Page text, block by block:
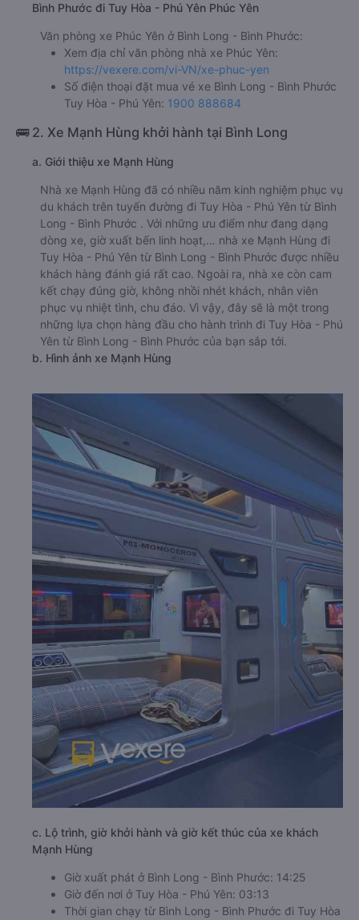
Bình Phước đi Tuy Hòa - Phú Yên Phúc Yên
Văn phòng xe Phúc Yên ở Bình Long - Bình Phước:
Xem địa chỉ văn phòng nhà xe Phúc Yên:
https://vexere.com/vi-VN/xe-phuc-yen
Số điện thoại đặt mua vé xe Bình Long - Bình Phước
Tuy Hòa - Phú Yên: 1900 888684
🚌 2. Xe Mạnh Hùng khởi hành tại Bình Long
a. Giới thiệu xe Mạnh Hùng
Nhà xe Mạnh Hùng đã có nhiều năm kinh nghiệm phục vụ
du khách trên tuyến đường đi Tuy Hòa - Phú Yên từ Bình
Long - Bình Phước . Với những ưu điểm như đang dạng
dòng xe, giờ xuất bến linh hoạt,… nhà xe Mạnh Hùng đi
Tuy Hòa - Phú Yên từ Bình Long - Bình Phước được nhiều
khách hàng đánh giá rất cao. Ngoài ra, nhà xe còn cam
kết chạy đúng giờ, không nhồi nhét khách, nhân viên
phục vụ nhiệt tình, chu đáo. Vì vậy, đây sẽ là một trong
những lựa chọn hàng đầu cho hành trình đi Tuy Hòa - Phú
Yên từ Bình Long - Bình Phước của bạn sắp tới.
b. Hình ảnh xe Mạnh Hùng
c. Lộ trình, giờ khởi hành và giờ kết thúc của xe khách
Mạnh Hùng
Giờ xuất phát ở Bình Long - Bình Phước: 14:25
Giờ đến nơi ở Tuy Hòa - Phú Yên: 03:13
Thời gian chạy từ Bình Long - Bình Phước đi Tuy Hòa